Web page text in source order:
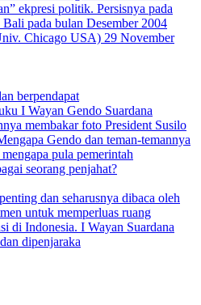
ekpresi politik. Persisnya pada
pada bulan Desember 2004
Chicago USA) 29 November
berpendapat
I Wayan Gendo Suardana
membakar foto President Susilo
Gendo dan teman-temannya
pula pemerintah
seorang penjahat?
dan seharusnya dibaca oleh
untuk memperluas ruang
di Indonesia. I Wayan Suardana
dipenjaraka